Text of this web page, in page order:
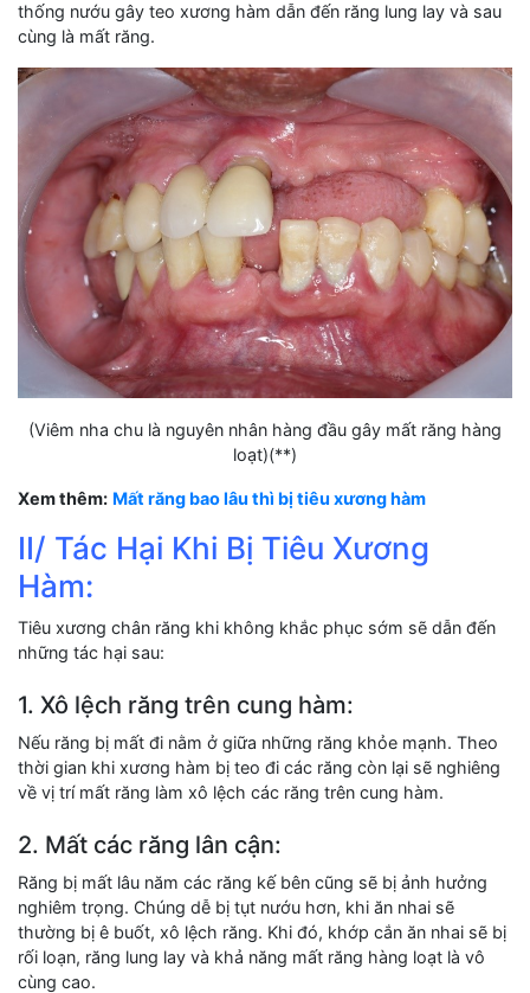
thống nướu gây teo xương hàm dẫn đến răng lung lay và sau
cùng là mất răng.
(Viêm nha chu là nguyên nhân hàng đầu gây mất răng hàng
loạt)(**)
Xem thêm: Mất răng bao lâu thì bị tiêu xương hàm
II/ Tác Hại Khi Bị Tiêu Xương
Hàm:
Tiêu xương chân răng khi không khắc phục sớm sẽ dẫn đến
những tác hại sau:
1. Xô lệch răng trên cung hàm:
Nếu răng bị mất đi nằm ở giữa những răng khỏe mạnh. Theo
thời gian khi xương hàm bị teo đi các răng còn lại sẽ nghiêng
về vị trí mất răng làm xô lệch các răng trên cung hàm.
2. Mất các răng lân cận:
Răng bị mất lâu năm các răng kế bên cũng sẽ bị ảnh hưởng
nghiêm trọng. Chúng dễ bị tụt nướu hơn, khi ăn nhai sẽ
thường bị ê buốt, xô lệch răng. Khi đó, khớp cắn ăn nhai sẽ bị
rối loạn, răng lung lay và khả năng mất răng hàng loạt là vô
cùng cao.